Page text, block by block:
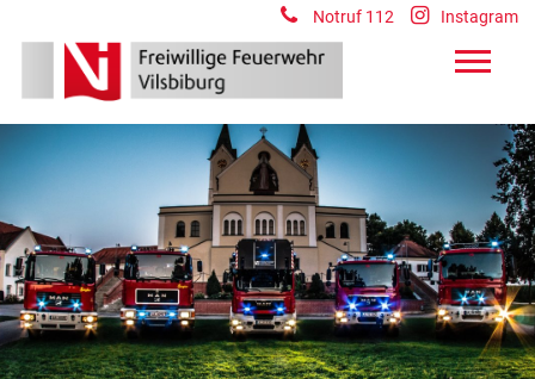
Notruf 112 Instagram